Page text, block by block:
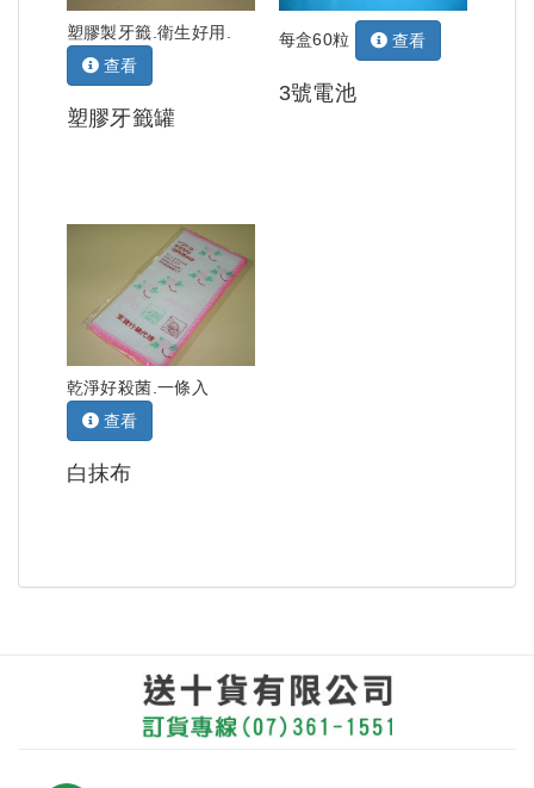
塑膠製牙籤.衛生好用.
查看
塑膠牙籤罐
每盒60粒 查看
3號電池
乾淨好殺菌.一條入
查看
白抹布